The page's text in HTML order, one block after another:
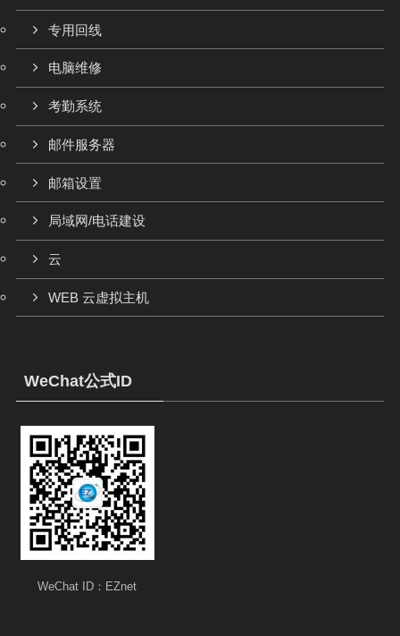
专用回线
电脑维修
考勤系统
邮件服务器
邮箱设置
局域网/电话建设
云
WEB 云虚拟主机
WeChat公式ID
WeChat ID：EZnet